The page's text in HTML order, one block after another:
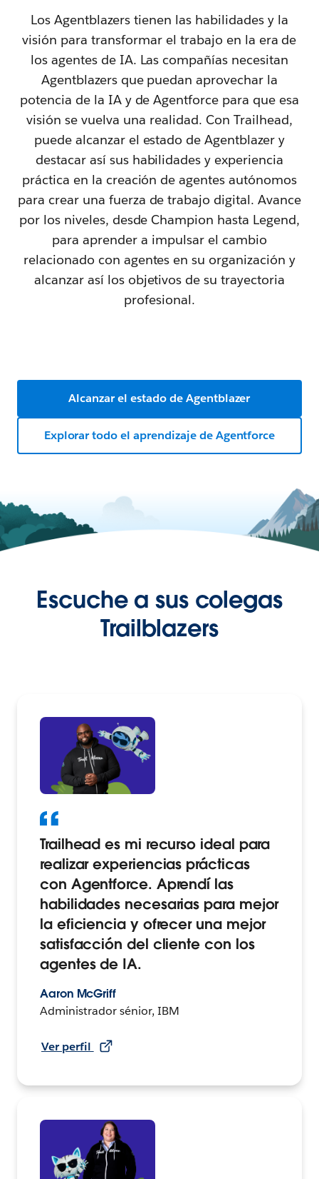
Los Agentblazers tienen las habilidades y la
visión para transformar el trabajo en la era de
los agentes de IA. Las compañías necesitan
Agentblazers que puedan aprovechar la
potencia de la IA y de Agentforce para que esa
visión se vuelva una realidad. Con Trailhead,
puede alcanzar el estado de Agentblazer y
destacar así sus habilidades y experiencia
práctica en la creación de agentes autónomos
para crear una fuerza de trabajo digital. Avance
por los niveles, desde Champion hasta Legend,
para aprender a impulsar el cambio
relacionado con agentes en su organización y
alcanzar así los objetivos de su trayectoria
profesional.
Alcanzar el estado de Agentblazer
Explorar todo el aprendizaje de Agentforce
Escuche a sus colegas
Trailblazers
Trailhead es mi recurso ideal para
realizar experiencias prácticas
con Agentforce. Aprendí las
habilidades necesarias para mejor
la eficiencia y ofrecer una mejor
satisfacción del cliente con los
agentes de IA.
Aaron McGriff
Administrador sénior, IBM
Ver perfil